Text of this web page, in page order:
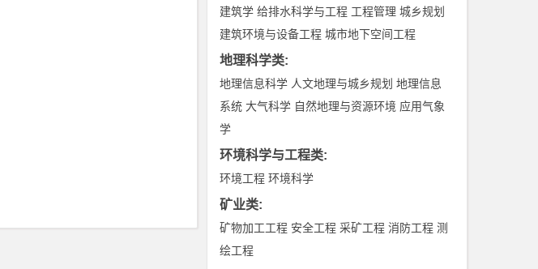
建筑学 给排水科学与工程 工程管理 城乡规划
建筑环境与设备工程 城市地下空间工程
地理科学类:
地理信息科学 人文地理与城乡规划 地理信息
系统 大气科学 自然地理与资源环境 应用气象
学
环境科学与工程类:
环境工程 环境科学
矿业类:
矿物加工工程 安全工程 采矿工程 消防工程 测
绘工程